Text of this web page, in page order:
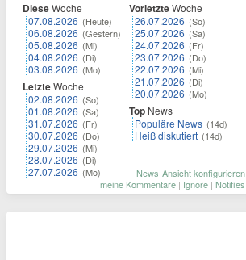
DieseWoche
07.08.2026 (Heute)
06.08.2026 (Gestern)
05.08.2026 (Mi)
04.08.2026 (Di)
03.08.2026 (Mo)
LetzteWoche
02.08.2026 (So)
01.08.2026 (Sa)
31.07.2026 (Fr)
30.07.2026 (Do)
29.07.2026 (Mi)
28.07.2026 (Di)
27.07.2026 (Mo)
VorletzteWoche
26.07.2026 (So)
25.07.2026 (Sa)
24.07.2026 (Fr)
23.07.2026 (Do)
22.07.2026 (Mi)
21.07.2026 (Di)
20.07.2026 (Mo)
Top News
Populäre News (14d)
Heiß diskutiert (14d)
News-Ansicht konfigurieren
meine Kommentare | Ignore | Notifies